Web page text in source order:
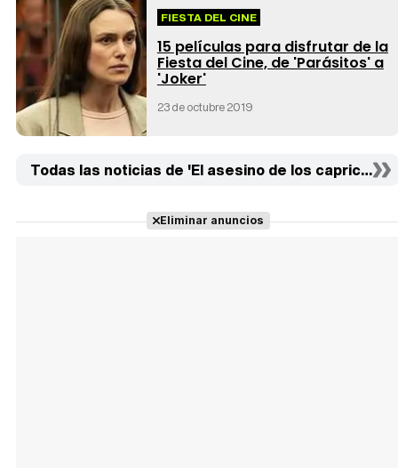
FIESTA DEL CINE
15 películas para disfrutar de la
Fiesta del Cine, de 'Parásitos' a
'Joker'
23 de octubre 2019
Todas las noticias de 'El asesino de los caprichos'
Eliminar anuncios